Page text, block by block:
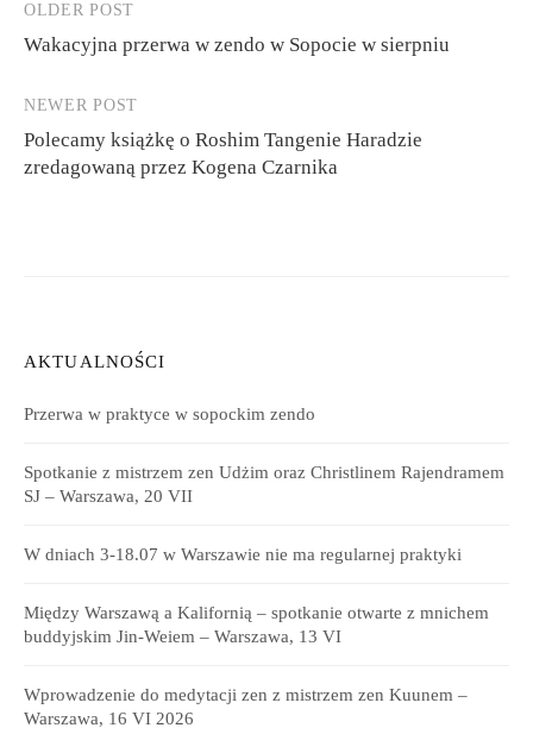
Post
navigation
OLDER POST
Wakacyjna przerwa w zendo w Sopocie w sierpniu
NEWER POST
Polecamy książkę o Roshim Tangenie Haradzie
zredagowaną przez Kogena Czarnika
AKTUALNOŚCI
Przerwa w praktyce w sopockim zendo
Spotkanie z mistrzem zen Udżim oraz Christlinem Rajendramem
SJ – Warszawa, 20 VII
W dniach 3-18.07 w Warszawie nie ma regularnej praktyki
Między Warszawą a Kalifornią – spotkanie otwarte z mnichem
buddyjskim Jin-Weiem – Warszawa, 13 VI
Wprowadzenie do medytacji zen z mistrzem zen Kuunem –
Warszawa, 16 VI 2026